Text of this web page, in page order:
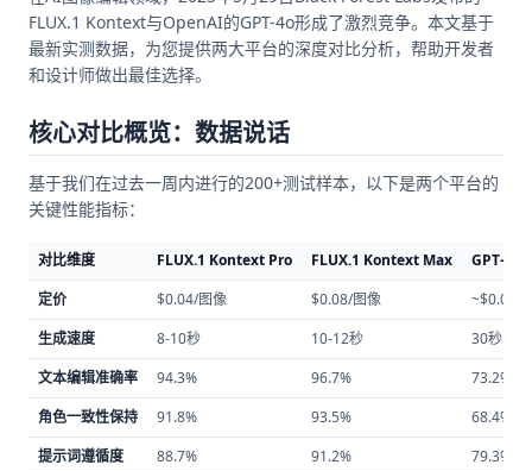
FLUX.1 Kontext与OpenAI的GPT-4o形成了激烈竞争。本文基于
最新实测数据，为您提供两大平台的深度对比分析，帮助开发者
和设计师做出最佳选择。
核心对比概览：数据说话
基于我们在过去一周内进行的200+测试样本，以下是两个平台的
关键性能指标：
对比维度 FLUX.1 Kontext Pro FLUX.1 Kontext Max
GPT-4o
定价
$0.04/图像 $0.08/图像
~$0.04/
生成速度
8-10秒 10-12秒
30秒
文本编辑准确率
94.3% 96.7%
73.2%
角色一致性保持
91.8% 93.5%
68.4%
提示词遵循度
88.7% 91.2%
79.3%